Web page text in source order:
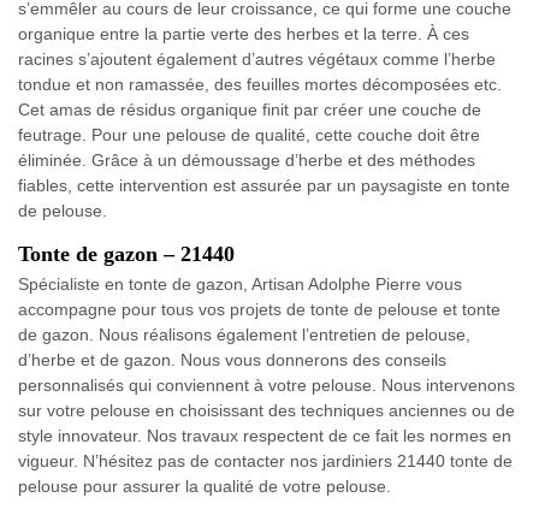
s’emmêler au cours de leur croissance, ce qui forme une couche
organique entre la partie verte des herbes et la terre. À ces
racines s’ajoutent également d’autres végétaux comme l’herbe
tondue et non ramassée, des feuilles mortes décomposées etc.
Cet amas de résidus organique finit par créer une couche de
feutrage. Pour une pelouse de qualité, cette couche doit être
éliminée. Grâce à un démoussage d’herbe et des méthodes
fiables, cette intervention est assurée par un paysagiste en tonte
de pelouse.
Tonte de gazon – 21440
Spécialiste en tonte de gazon, Artisan Adolphe Pierre vous
accompagne pour tous vos projets de tonte de pelouse et tonte
de gazon. Nous réalisons également l’entretien de pelouse,
d’herbe et de gazon. Nous vous donnerons des conseils
personnalisés qui conviennent à votre pelouse. Nous intervenons
sur votre pelouse en choisissant des techniques anciennes ou de
style innovateur. Nos travaux respectent de ce fait les normes en
vigueur. N’hésitez pas de contacter nos jardiniers 21440 tonte de
pelouse pour assurer la qualité de votre pelouse.